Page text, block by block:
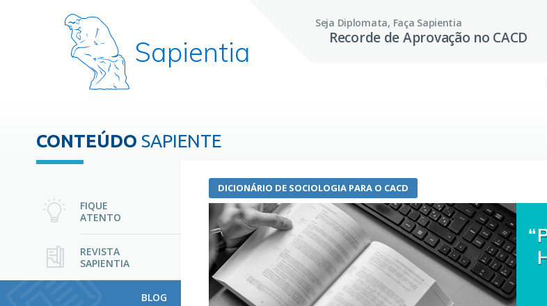
Sapientia
Seja Diplomata, Faça Sapientia
Recorde de Aprovação no CACD
CONTEÚDO SAPIENTE
FIQUE
ATENTO
REVISTA
SAPIENTIA
BLOG
DICIONÁRIO DE SOCIOLOGIA PARA O CACD